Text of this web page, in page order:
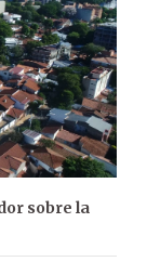
sobre la